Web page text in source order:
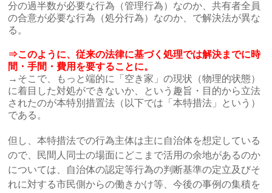
分の過半数が必要な行為（管理行為）なのか、共有者全員
の合意が必要な行為（処分行為）なのか、で解決法が異な
る。
⇒このように、従来の法律に基づく処理では解決までに時
間・手間・費用を要することに。
→そこで、もっと端的に「空き家」の現状（物理的状態）
に着目した対処ができないか、という趣旨・目的から立法
されたのが本特別措置法（以下では「本特措法」という）
である。
但し、本特措法での行為主体は主に自治体を想定している
ので、民間人同士の場面にどこまで活用の余地があるのか
については、自治体の認定等行為の判断基準の定立及びそ
れに対する市民側からの働きかけ等、今後の事例の集積を